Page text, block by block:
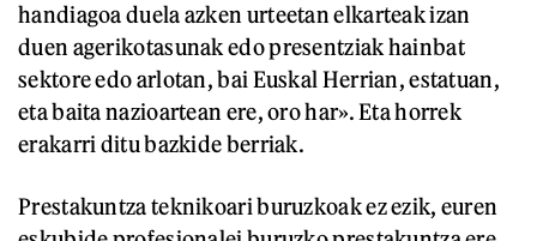
handiagoa duela azken urteetan elkarteak izan
duen agerikotasunak edo presentziak hainbat
sektore edo arlotan, bai Euskal Herrian, estatuan,
eta baita nazioartean ere, oro har». Eta horrek
erakarri ditu bazkide berriak.
Prestakuntza teknikoari buruzkoak ez ezik, euren